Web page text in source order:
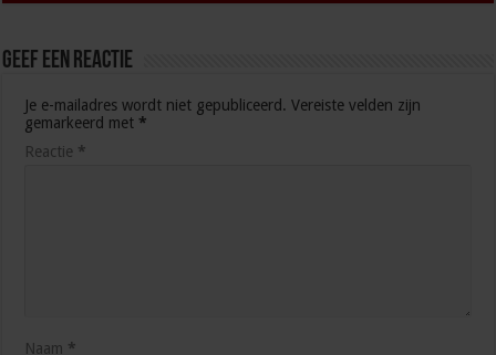
Geef een reactie
Je e-mailadres wordt niet gepubliceerd. Vereiste velden zijn
gemarkeerd met *
Reactie *
Naam *